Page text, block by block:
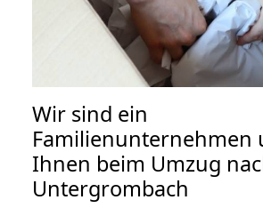
Wir sind ein
Familienunternehmen
Ihnen beim Umzug
Untergrombach